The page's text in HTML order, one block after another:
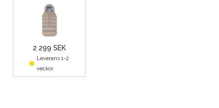
2 299 SEK
Leverans 1-2
veckor